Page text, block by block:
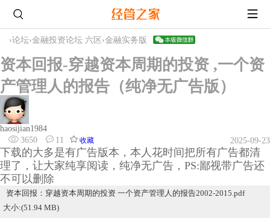
›论坛›金融投资论坛 六区 ›金融实务版
资本回报-穿越资本周期的投资 ,一个资
产管理人的报告（纯净无广告版）
haosijian1984
3650
11 收藏 2025-09-23
下载的大多是有广告版本，本人花时间把所有广告都清
理了，让大家纯享阅读，纯净无广告，PS:鄙视带广告还
不可以删除
资本回报：穿越资本周期的投资 一个资产管理人的报告2002-2015.pdf
大小:(51.94 MB)